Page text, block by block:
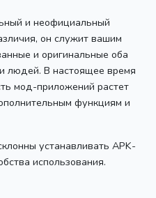
и неофициальный
он служит вашим
и оригинальные оба
людей. В настоящее время
мод-приложений растет
функциям и
устанавливать APK-
использования.